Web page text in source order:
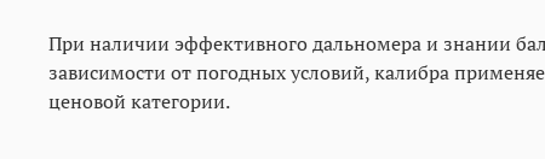
При наличии эффективного дальномера и знании
зависимости от погодных условий, калибра
ценовой категории.